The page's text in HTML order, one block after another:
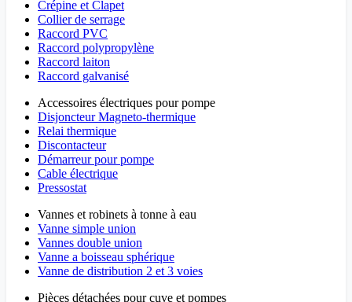
Crépine et Clapet
Collier de serrage
Raccord PVC
Raccord polypropylène
Raccord laiton
Raccord galvanisé
Accessoires électriques pour pompe
Disjoncteur Magneto-thermique
Relai thermique
Discontacteur
Démarreur pour pompe
Cable électrique
Pressostat
Vannes et robinets à tonne à eau
Vanne simple union
Vannes double union
Vanne a boisseau sphérique
Vanne de distribution 2 et 3 voies
Pièces détachées pour cuve et pompes